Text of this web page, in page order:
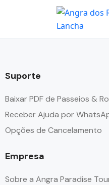
Suporte
Baixar PDF de Passeios &
Receber Ajuda por
Opções de Cancelamento
Empresa
Sobre a Angra Paradise